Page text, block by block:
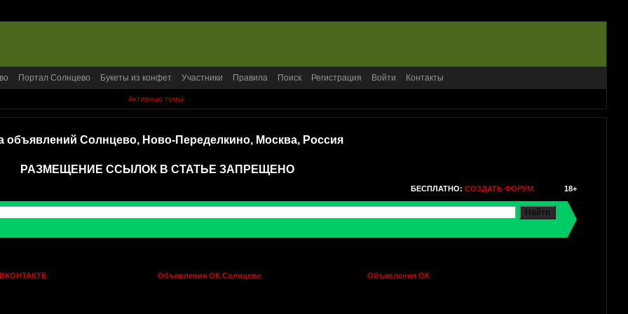
Портал Солнцево Букеты из конфет Участники Правила Поиск Регистрация Войти Контакты
Активные темы
объявлений Солнцево, Ново-Переделкино, Москва, Россия
РАЗМЕЩЕНИЕ ССЫЛОК В СТАТЬЕ ЗАПРЕЩЕНО
БЕСПЛАТНО: СОЗДАТЬ ФОРУМ 18+
Объявления ОК Солнцево Объявления ОК